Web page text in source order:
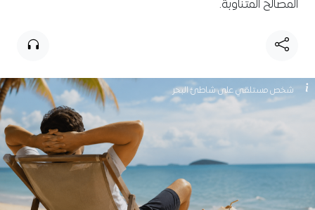
المصالح المتناوبة.
شخص مستلقي على شاطئ البحر